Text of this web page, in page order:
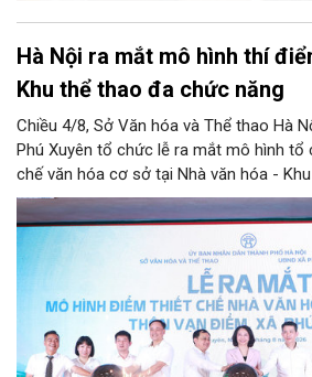
Hà Nội ra mắt mô hình thí
Khu thể thao đa chức năng
Chiều 4/8, Sở Văn hóa và Thể thao Hà
Phú Xuyên tổ chức lễ ra mắt mô hình
chế văn hóa cơ sở tại Nhà văn hóa -
Điểm, xã Phú Xuyên.